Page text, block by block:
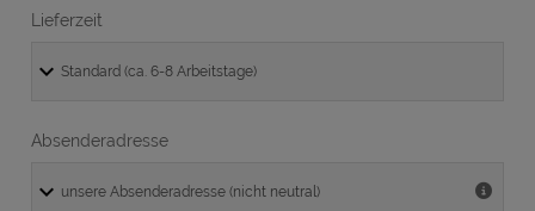
Lieferzeit
Absenderadresse